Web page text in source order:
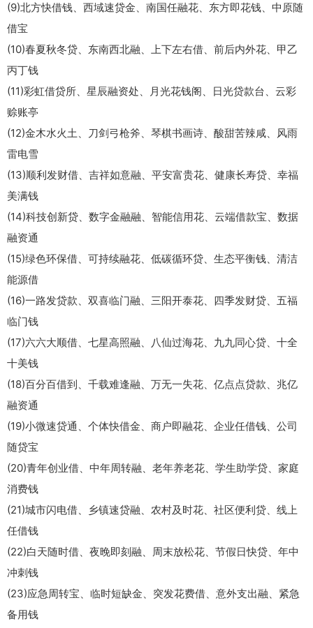
(9)北方快借钱、西域速贷金、南国任融花、东方即花钱、中原随
借宝
(10)春夏秋冬贷、东南西北融、上下左右借、前后内外花、甲乙
丙丁钱
(11)彩虹借贷所、星辰融资处、月光花钱阁、日光贷款台、云彩
赊账亭
(12)金木水火土、刀剑弓枪斧、琴棋书画诗、酸甜苦辣咸、风雨
雷电雪
(13)顺利发财借、吉祥如意融、平安富贵花、健康长寿贷、幸福
美满钱
(14)科技创新贷、数字金融融、智能信用花、云端借款宝、数据
融资通
(15)绿色环保借、可持续融花、低碳循环贷、生态平衡钱、清洁
能源借
(16)一路发贷款、双喜临门融、三阳开泰花、四季发财贷、五福
临门钱
(17)六六大顺借、七星高照融、八仙过海花、九九同心贷、十全
十美钱
(18)百分百借到、千载难逢融、万无一失花、亿点点贷款、兆亿
融资通
(19)小微速贷通、个体快借金、商户即融花、企业任借钱、公司
随贷宝
(20)青年创业借、中年周转融、老年养老花、学生助学贷、家庭
消费钱
(21)城市闪电借、乡镇速贷融、农村及时花、社区便利贷、线上
任借钱
(22)白天随时借、夜晚即刻融、周末放松花、节假日快贷、年中
冲刺钱
(23)应急周转宝、临时短缺金、突发花费借、意外支出融、紧急
备用钱